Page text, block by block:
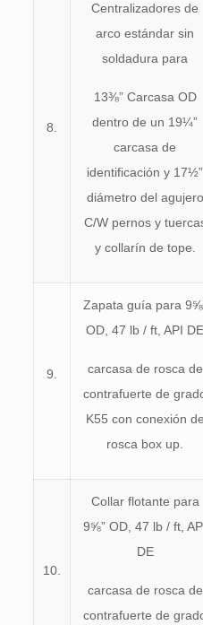
8.
Centralizadores de
arco estándar sin
soldadura para
13⅜” Carcasa OD
dentro de un 19¼”
carcasa de
identificación y 17½”
diámetro del agujero
C/W pernos y
y collarín de tope.
9.
Zapata guía para
OD, 47 lb / ft, API DE
carcasa de rosca de
contrafuerte de
K55 con conexión de
rosca box up.
10.
Collar flotante para
9⅝” OD, 47 lb / ft,
DE
carcasa de rosca de
contrafuerte de